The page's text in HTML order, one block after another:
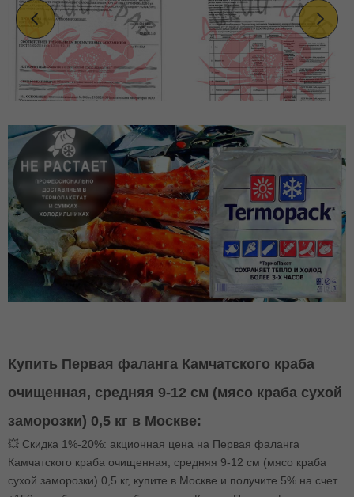
Купить Первая фаланга Камчатского краба
очищенная, средняя 9-12 см (мясо краба сухой
заморозки) 0,5 кг в Москве:
💥 Скидка 1%-20%: акционная цена на Первая фаланга
Камчатского краба очищенная, средняя 9-12 см (мясо краба
сухой заморозки) 0,5 кг, купите в Москве и получите 5% на счет